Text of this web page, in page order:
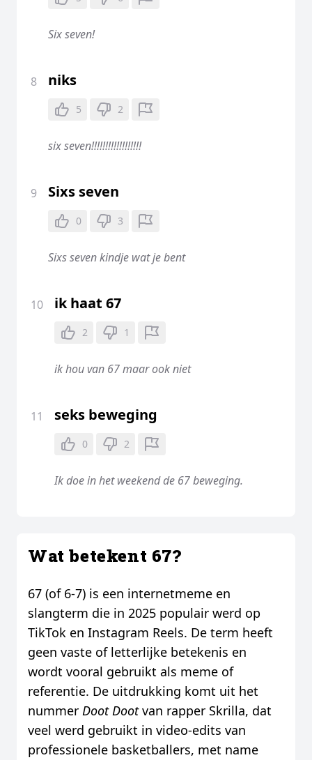
Six seven!
8 niks
5 2
six seven!!!!!!!!!!!!!!!!!!
9 Sixs seven
0 3
Sixs seven kindje wat je bent
10 ik haat 67
2 1
ik hou van 67 maar ook niet
11 seks beweging
0 2
Ik doe in het weekend de 67 beweging.
Wat betekent 67?
67 (of 6-7) is een internetmeme en
slangterm die in 2025 populair werd op
TikTok en Instagram Reels. De term heeft
geen vaste of letterlijke betekenis en
wordt vooral gebruikt als meme of
referentie. De uitdrukking komt uit het
nummer Doot Dootvan rapper Skrilla, dat
veel werd gebruikt in video-edits van
professionele basketballers, met name